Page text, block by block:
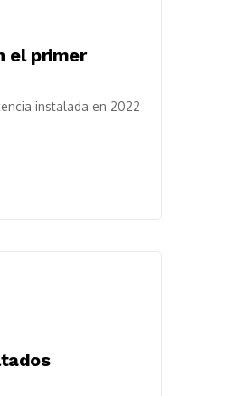
el primer
instalada en 2022